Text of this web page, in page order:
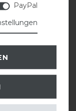
Equifix Faulpelz
easy-care
PayPal